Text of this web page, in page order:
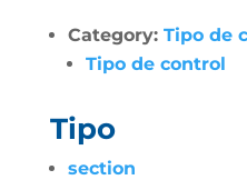
Category: Tipo de
Tipo de control
Tipo
section